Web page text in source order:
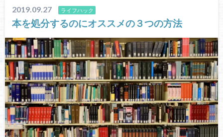
2019.09.27 ライフハック
本を処分するのにオススメの３つの方法